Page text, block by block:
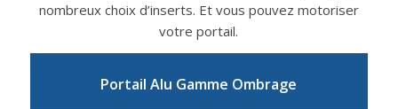
nombreux choix d’inserts. Et vous pouvez motoriser
votre portail.
Portail Alu Gamme Ombrage